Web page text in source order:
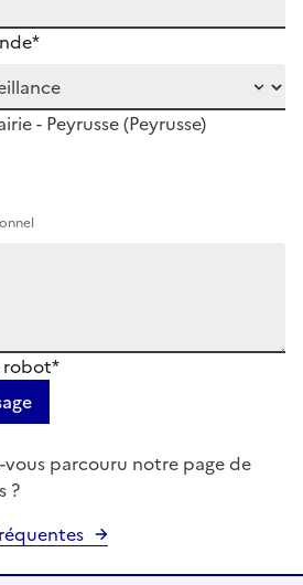
- Peyrusse (Peyrusse)
robot*
vous parcouru notre page de
?